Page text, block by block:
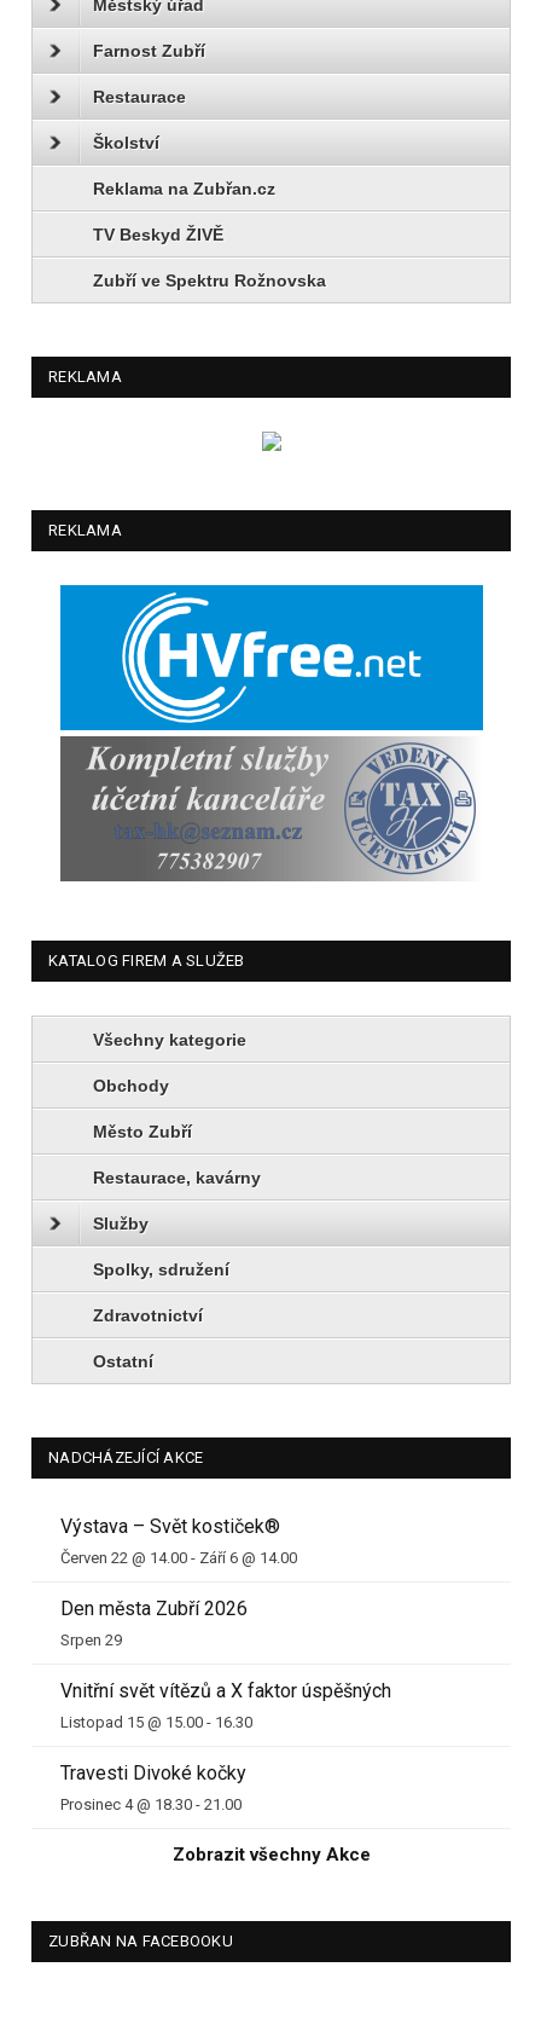
Městský úřad
Farnost Zubří
Restaurace
Školství
Reklama na Zubřan.cz
TV Beskyd ŽIVĚ
Zubří ve Spektru Rožnovska
REKLAMA
REKLAMA
KATALOG FIREM A SLUŽEB
Všechny kategorie
Obchody
Město Zubří
Restaurace, kavárny
Služby
Spolky, sdružení
Zdravotnictví
Ostatní
NADCHÁZEJÍCÍ AKCE
Výstava – Svět kostiček®
Červen 22 @ 14.00 - Září 6 @ 14.00
Den města Zubří 2026
Srpen 29
Vnitřní svět vítězů a X faktor úspěšných
Listopad 15 @ 15.00 - 16.30
Travesti Divoké kočky
Prosinec 4 @ 18.30 - 21.00
Zobrazit všechny Akce
ZUBŘAN NA FACEBOOKU